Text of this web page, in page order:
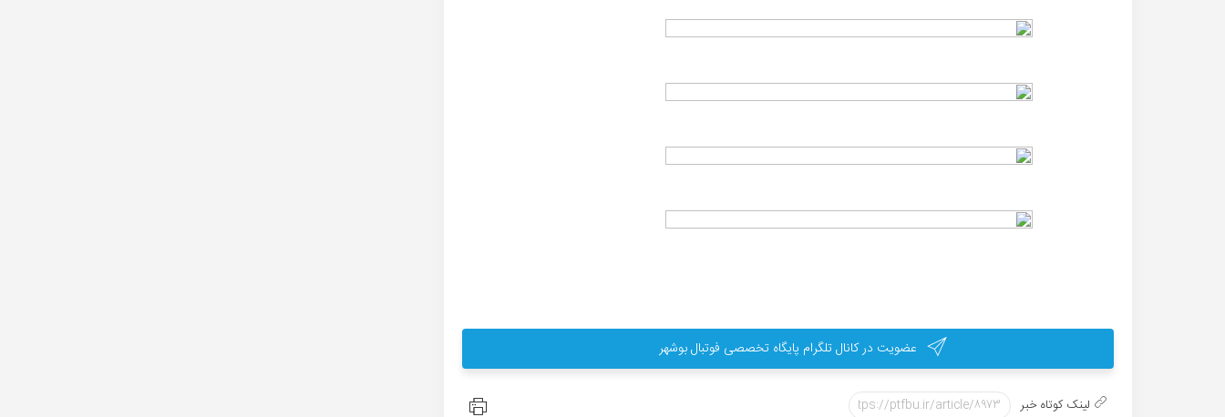
عضویت در کانال تلگرام پایگاه تخصصی فوتبال بوشهر
لینک کوتاه خبر